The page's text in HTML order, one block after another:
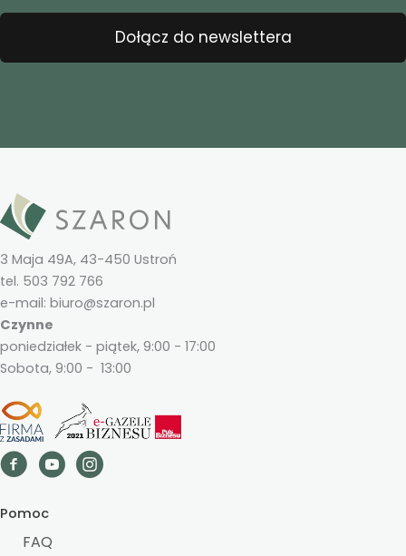
Dołącz do newslettera
3 Maja 49A, 43-450 Ustroń
tel. 503 792 766
e-mail: biuro@szaron.pl
Czynne
poniedziałek - piątek, 9:00 - 17:00
Sobota, 9:00 - 13:00
Pomoc
FAQ